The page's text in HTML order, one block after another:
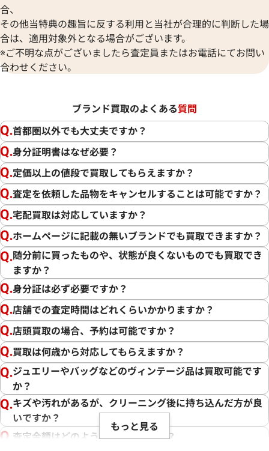
合、
その他当特典の趣旨に反する利用と当社が合理的に判断した場
合は、適用対象外となる場合がございます。
※ご不明な点がございましたら査定員またはお電話にてお問い
合わせください。
ブランド買取のよくある質問
首都圏以外でも大丈夫ですか？
身分証明書はなぜ必要？
定価以上の値段で買取してもらえますか？
査定を依頼した品物をキャンセルすることは可能ですか？
宅配買取は対応していますか？
ホームページに記載の無いブランドでも買取できますか？
随分前に買ったものや、状態が良くないものでも買取でき
ますか？
身分証は必ず必要ですか？
店舗での査定時間はどれくらいかかりますか？
店頭買取の場合、予約は可能ですか？
買取は何歳から対応してもらえますか？
ジュエリーやバッグなどのヴィンテージ品は買取可能です
か？
キズや汚れがあるが、クリーニング後に持ち込んだ方が良
いですか？
査定金額はどのように決まりますか？
もっと見る